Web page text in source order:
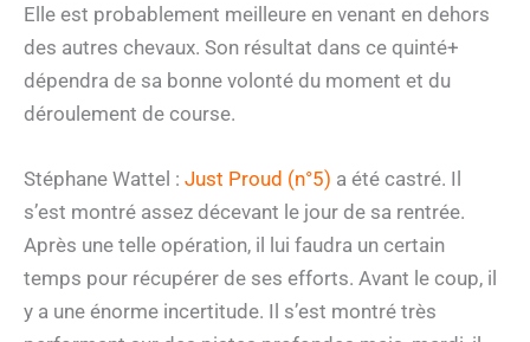
Elle est probablement meilleure en venant en dehors
des autres chevaux. Son résultat dans ce quinté+
dépendra de sa bonne volonté du moment et du
déroulement de course.
Stéphane Wattel : Just Proud (n°5) a été castré. Il
s’est montré assez décevant le jour de sa rentrée.
Après une telle opération, il lui faudra un certain
temps pour récupérer de ses efforts. Avant le coup, il
y a une énorme incertitude. Il s’est montré très